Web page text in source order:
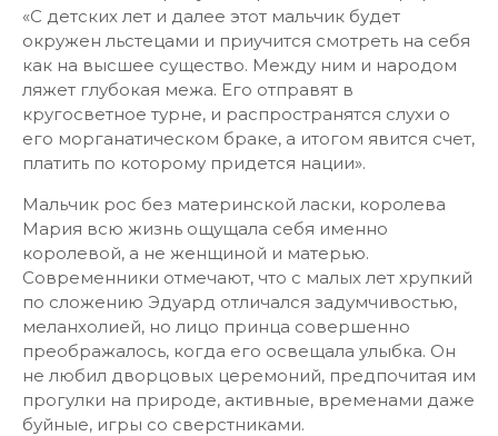
«С детских лет и далее этот мальчик будет
окружен льстецами и приучится смотреть на себя
как на высшее существо. Между ним и народом
ляжет глубокая межа. Его отправят в
кругосветное турне, и распространятся слухи о
его морганатическом браке, а итогом явится счет,
платить по которому придется нации».
Мальчик рос без материнской ласки, королева
Мария всю жизнь ощущала себя именно
королевой, а не женщиной и матерью.
Современники отмечают, что с малых лет хрупкий
по сложению Эдуард отличался задумчивостью,
меланхолией, но лицо принца совершенно
преображалось, когда его освещала улыбка. Он
не любил дворцовых церемоний, предпочитая им
прогулки на природе, активные, временами даже
буйные, игры со сверстниками.